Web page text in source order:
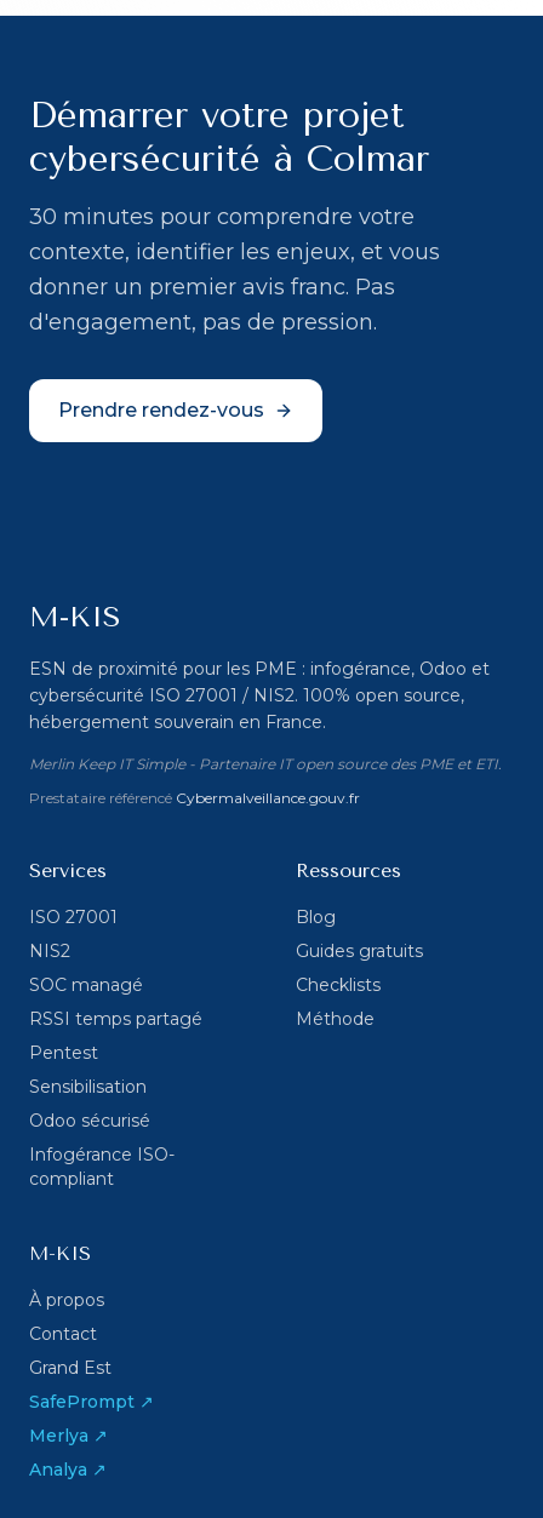
Démarrer votre projet
cybersécurité à Colmar
30 minutes pour comprendre votre
contexte, identifier les enjeux, et vous
donner un premier avis franc. Pas
d'engagement, pas de pression.
Prendre rendez-vous
M-KIS
ESN de proximité pour les PME : infogérance, Odoo et
cybersécurité ISO 27001 / NIS2. 100% open source,
hébergement souverain en France.
Merlin Keep IT Simple - Partenaire IT open source des PME et ETI.
Prestataire référencé Cybermalveillance.gouv.fr
Services
ISO 27001
NIS2
SOC managé
RSSI temps partagé
Pentest
Sensibilisation
Odoo sécurisé
Infogérance ISO-
compliant
Ressources
Blog
Guides gratuits
Checklists
Méthode
M-KIS
À propos
Contact
Grand Est
SafePrompt ↗
Merlya ↗
Analya ↗